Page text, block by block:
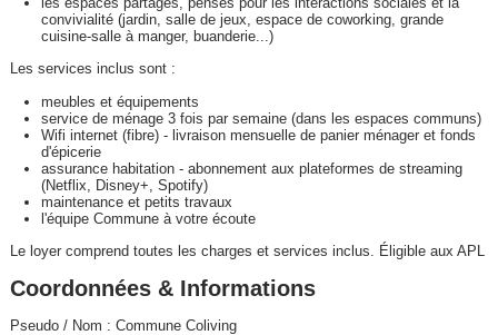
convivialité (jardin, salle de jeux, espace de coworking, grande
cuisine-salle à manger, buanderie...)
Les services inclus sont :
meubles et équipements
service de ménage 3 fois par semaine (dans les espaces communs)
Wifi internet (fibre) - livraison mensuelle de panier ménager et fonds
d'épicerie
assurance habitation - abonnement aux plateformes de streaming
(Netflix, Disney+, Spotify)
maintenance et petits travaux
l'équipe Commune à votre écoute
Le loyer comprend toutes les charges et services inclus. Éligible aux APL
Coordonnées & Informations
Pseudo / Nom : Commune Coliving